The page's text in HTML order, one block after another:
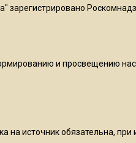
зарегистрировано
и просвещению
на источник обязательна,